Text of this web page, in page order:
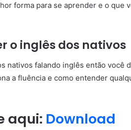
forma para se aprender e o que
o inglês dos nativos
nativos falando inglês então você
a fluência e como entender
aqui: Download